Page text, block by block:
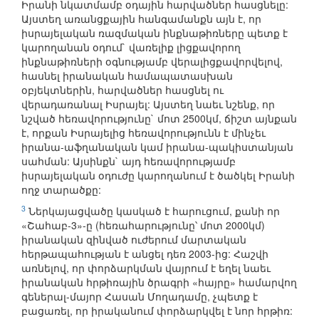
Իրանի նկատմամբ օդային հարվածներ հասցնելը:
Այստեղ առանցքային հանգամանքն այն է, որ
իսրայելական ռազմական ինքնաթիռները պետք է
կարողանան օդում` վառելիք լիցքավորող
ինքնաթիռների օգնությամբ վերալիցքավորվելով,
հասնել իրանական համապատասխան
օբյեկտներին, հարվածներ հասցնել ու
վերադառանալ Իսրայել: Այստեղ նաեւ նշենք, որ
նշված հեռավորությունը` մոտ 2500կմ, ճիշտ այնքան
է, որքան Իսրայելից հեռավորությունն է մինչեւ
իրանա-աֆղանական կամ իրանա-պակիստանյան
սահման: Այսինքն` այդ հեռավորությամբ
իսրայելական օդուժը կարողանում է ծածկել Իրանի
ողջ տարածքը:
3 Ներկայացվածը կասկած է հարուցում, քանի որ
«Շահաբ-3»-ը (հեռահարությունը՝ մոտ 2000կմ)
իրանական զինված ուժերում մարտական
հերթապահության է անցել դեռ 2003-ից: Հաշվի
առնելով, որ փորձարկման վայրում է եղել նաեւ
իրանական հրթիռային ծրագրի «հայրը» համարվող
գեներալ-մայոր Հասան Մողադամը, չպետք է
բացառել, որ իրականում փորձարկվել է նոր հրթիռ: